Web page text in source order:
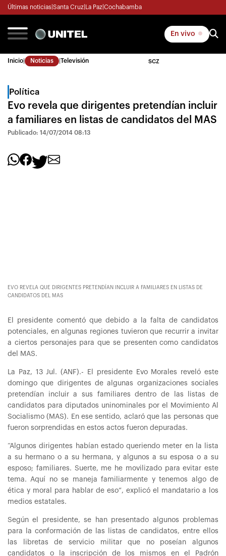
Últimas noticias Santa Cruz La Paz Cochabamba
En vivo
Inicio Noticias Televisión SCZ
Política
Evo revela que dirigentes pretendían incluir
a familiares en listas de candidatos del MAS
Publicado: 14/07/2014 08:13
EVO REVELA QUE DIRIGENTES PRETENDÍAN INCLUIR A FAMILIARES EN LISTAS DE
CANDIDATOS DEL MAS
El presidente comentó que debido a la falta de candidatos
potenciales, en algunas regiones tuvieron que recurrir a invitar
a ciertos personajes para que se presenten como candidatos
del MAS.
La Paz, 13 Jul. (ANF).- El presidente Evo Morales reveló este
domingo que dirigentes de algunas organizaciones sociales
pretendían incluir a sus familiares dentro de las listas de
candidatos para diputados uninominales por el Movimiento Al
Socialismo (MAS). En ese sentido, aclaró que las personas que
fueron sorprendidas en estos actos fueron depuradas.
“Algunos dirigentes habían estado queriendo meter en la lista
a su hermano o a su hermana, y algunos a su esposa o a su
esposo; familiares. Suerte, me he movilizado para evitar este
tema. Aquí no se maneja familiarmente y tenemos algo de
ética y moral para hablar de eso”, explicó el mandatario a los
medios estatales.
Según el presidente, se han presentado algunos problemas
para la conformación de las listas de candidatos, entre ellos
las libretas de servicio militar que no poseían algunos
candidatos o la inscripción de los mismos en el Padrón